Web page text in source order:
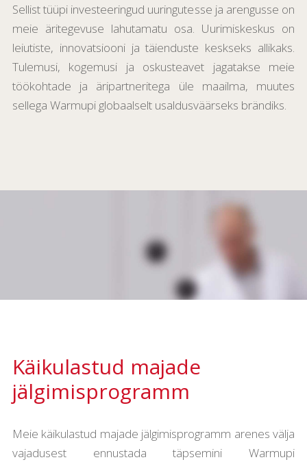
Sellist tüüpi investeeringud uuringutesse ja arengusse on
meie äritegevuse lahutamatu osa. Uurimiskeskus on
leiutiste, innovatsiooni ja täienduste keskseks allikaks.
Tulemusi, kogemusi ja oskusteavet jagatakse meie
töökohtade ja äripartneritega üle maailma, muutes
sellega Warmupi globaalselt usaldusväärseks brändiks.
Käikulastud majade
jälgimisprogramm
Meie käikulastud majade jälgimisprogramm arenes välja
vajadusest ennustada täpsemini Warmupi